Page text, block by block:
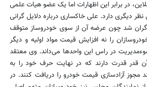
در برابر این اظهارات اما یک عضو هیات علمی
نظر دیگری دارد. علی خاکساری درباره دلایل گرانی
شد چون عرضه آن از سوی خودروساز متوقف
را نه افزایش قیمت مواد اولیه و دیگر
در راس این واحدها می‌داند. وی معتقد
قدر قدرت دارند که در نهایت حرف خود را به
مجوز آزادسازی قیمت خودرو را دریافت کنند. در